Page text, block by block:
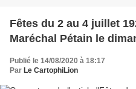
Fêtes du 2 au 4 juillet
Maréchal Pétain le
Publié le 14/08/2020 à 18:17
Par Le CartophiLion